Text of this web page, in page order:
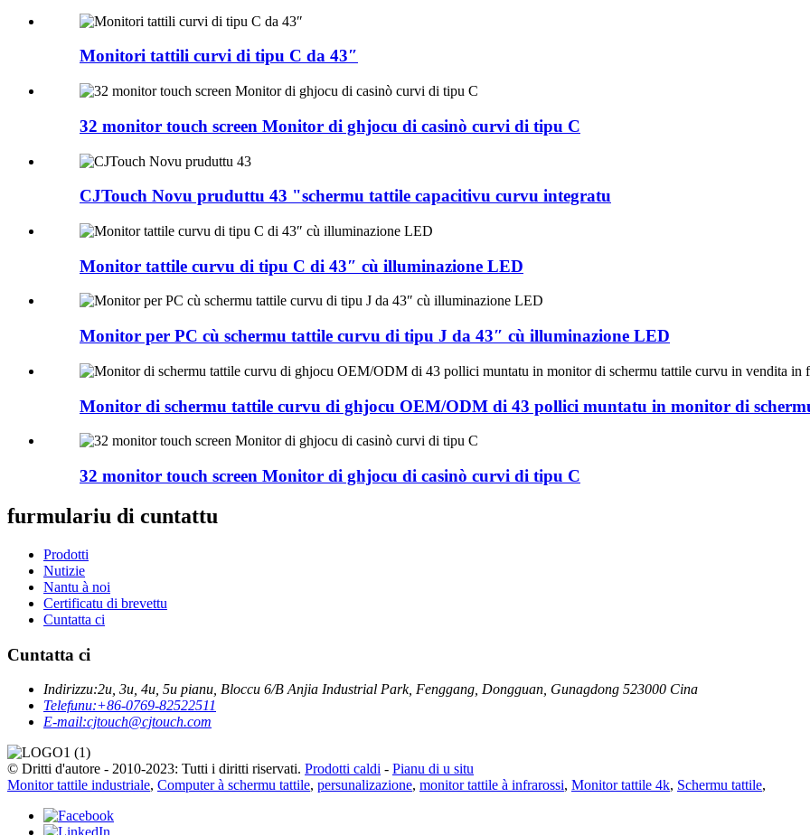
Monitori tattili curvi di tipu C da 43″
32 monitor touch screen Monitor di ghjocu di casinò curvi di tipu C
CJTouch Novu pruduttu 43 "schermu tattile capacitivu curvu integratu
Monitor tattile curvu di tipu C di 43″ cù illuminazione LED
Monitor per PC cù schermu tattile curvu di tipu J da 43″ cù illuminazione LED
Monitor di schermu tattile curvu di ghjocu OEM/ODM di 43 pollici muntatu in monitor di
32 monitor touch screen Monitor di ghjocu di casinò curvi di tipu C
furmulariu di cuntattu
Prodotti
Nutizie
Nantu à noi
Certificatu di brevettu
Cuntatta ci
Cuntatta ci
Indirizzu:2u, 3u, 4u, 5u pianu, Bloccu 6/B Anjia Industrial Park, Fenggang, Dongguan, Gunagdong 523000 Cina
Telefunu:+86-0769-82522511
E-mail:cjtouch@cjtouch.com
© Dritti d'autore - 2010-2023: Tutti i diritti riservati. Prodotti caldi - Pianu di u situ
Monitor tattile industriale, Computer à schermu tattile, persunalizazione, monitor tattile à infrarossi, Monitor tattile 4k, Schermu tattile,